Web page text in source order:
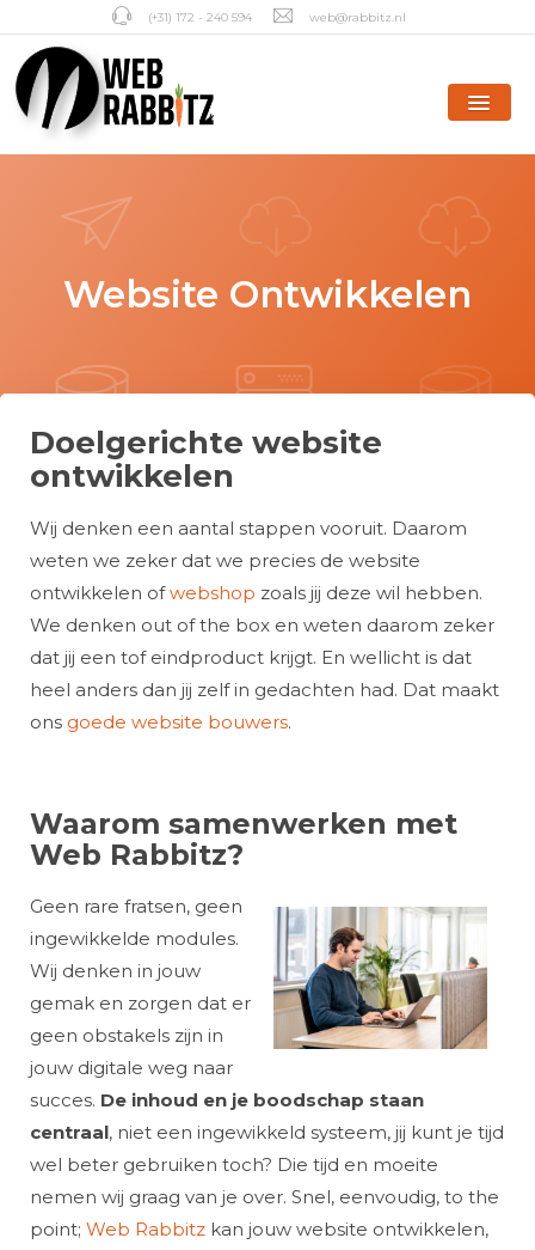
(+31) 172 - 240 594 web@rabbitz.nl
Website Ontwikkelen
Doelgerichte website
ontwikkelen
Wij denken een aantal stappen vooruit. Daarom
weten we zeker dat we precies de website
ontwikkelen ofwebshop zoals jij deze wil hebben.
We denken out of the box en weten daarom zeker
dat jij een tof eindproduct krijgt. En wellicht is dat
heel anders dan jij zelf in gedachten had. Dat maakt
ons goede website bouwers.
Waarom samenwerken met
Web Rabbitz?
Geen rare fratsen, geen
ingewikkelde modules.
Wij denken in jouw
gemak en zorgen dat er
geen obstakels zijn in
jouw digitale weg naar
succes. De inhoud en je boodschap staan
centraal, niet een ingewikkeld systeem, jij kunt je tijd
wel beter gebruiken toch? Die tijd en moeite
nemen wij graag van je over. Snel, eenvoudig, to the
point; Web Rabbitz kan jouw website ontwikkelen,